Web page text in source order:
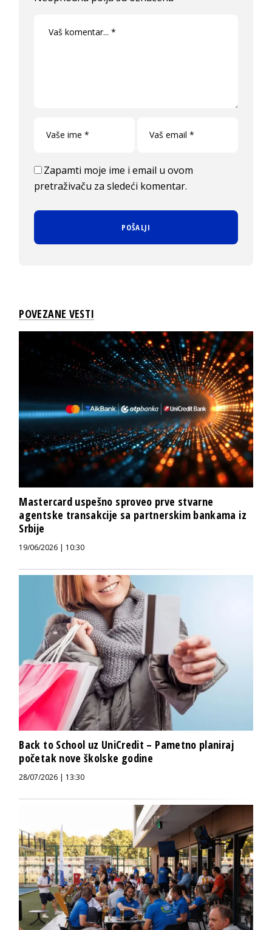
Zapamti moje ime i email u ovom
pretraživaču za sledeći komentar.
POVEZANE VESTI
Mastercard uspešno sproveo prve stvarne
agentske transakcije sa partnerskim bankama iz
Srbije
19/06/2026 | 10:30
Back to School uz UniCredit – Pametno planiraj
početak nove školske godine
28/07/2026 | 13:30